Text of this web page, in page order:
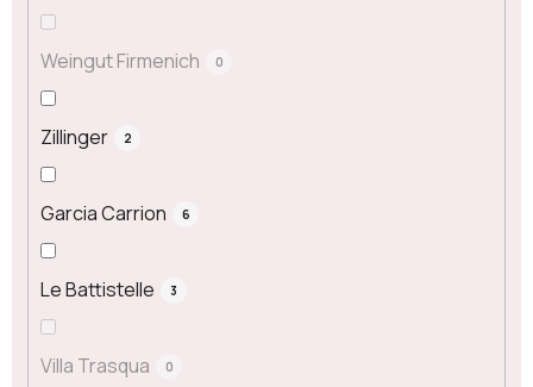
Weingut Firmenich 0
Zillinger 2
Garcia Carrion 6
Le Battistelle 3
Villa Trasqua 0